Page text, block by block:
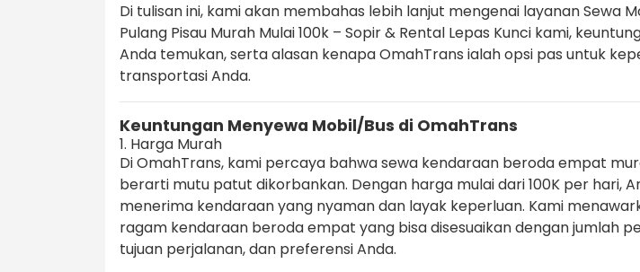
Di tulisan ini, kami akan membahas lebih lanjut mengenai layanan Sewa
Pulang Pisau Murah Mulai 100k – Sopir & Rental Lepas Kunci kami,
Anda temukan, serta alasan kenapa OmahTrans ialah opsi pas untuk
transportasi Anda.
Keuntungan Menyewa Mobil/Bus di OmahTrans
1. Harga Murah
Di OmahTrans, kami percaya bahwa sewa kendaraan beroda empat
berarti mutu patut dikorbankan. Dengan harga mulai dari 100K per hari,
menerima kendaraan yang nyaman dan layak keperluan. Kami
ragam kendaraan beroda empat yang bisa disesuaikan dengan jumlah
tujuan perjalanan, dan preferensi Anda.